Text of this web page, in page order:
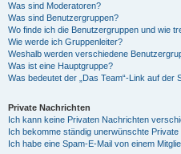
Was sind Moderatoren?
Was sind Benutzergruppen?
Wo finde ich die Benutzergruppen und wie
Wie werde ich Gruppenleiter?
Weshalb werden verschiedene
Was ist eine Hauptgruppe?
Was bedeutet der „Das Team“-Link auf der
Private Nachrichten
Ich kann keine Privaten Nachrichten
Ich bekomme ständig unerwünschte Private
Ich habe eine Spam-E-Mail von einem